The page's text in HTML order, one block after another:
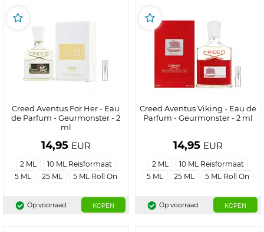
Creed Aventus For Her - Eau
de Parfum - Geurmonster - 2
ml
14,95 EUR
2 ML
10 ML Reisformaat
5 ML
25 ML 5 ML Roll On
Op voorraad KOPEN
Creed Aventus Viking - Eau de
Parfum - Geurmonster - 2 ml
14,95 EUR
2 ML
10 ML Reisformaat
5 ML
25 ML 5 ML Roll On
Op voorraad KOPEN